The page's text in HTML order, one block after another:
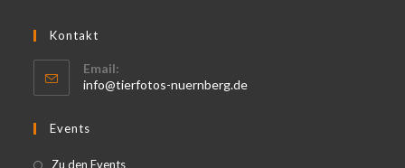
Kontakt
Email:
info@tierfotos-nuernberg.de
Events
Zu den Events